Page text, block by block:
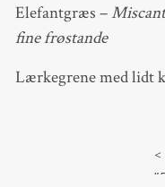
Elefantgræs –
fine frøstande
Lærkegrene med lidt
<